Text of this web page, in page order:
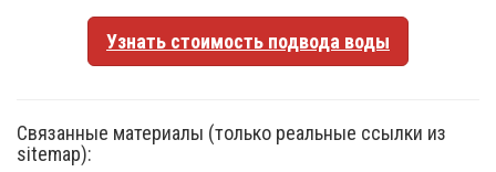
Узнать стоимость подвода воды
Связанные материалы (только реальные ссылки из
sitemap):